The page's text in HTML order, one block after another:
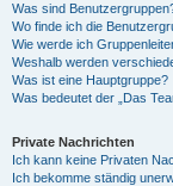
Was sind
Wo finde ich die
Wie werde ich
Weshalb werden
Was ist eine Hauptgruppe?
Was bedeutet der „Das
Private Nachrichten
Ich kann keine Privaten
Ich bekomme ständig